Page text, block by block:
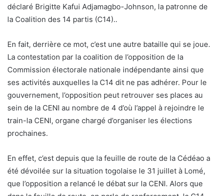
déclaré Brigitte Kafui Adjamagbo-Johnson, la patronne de
la Coalition des 14 partis (C14)..
En fait, derrière ce mot, c’est une autre bataille qui se joue.
La contestation par la coalition de l’opposition de la
Commission électorale nationale indépendante ainsi que
ses activités auxquelles la C14 dit ne pas adhérer. Pour le
gouvernement, l’opposition peut retrouver ses places au
sein de la CENI au nombre de 4 d’où l’appel à rejoindre le
train-la CENI, organe chargé d’organiser les élections
prochaines.
En effet, c’est depuis que la feuille de route de la Cédéao a
été dévoilée sur la situation togolaise le 31 juillet à Lomé,
que l’opposition a relancé le débat sur la CENI. Alors que